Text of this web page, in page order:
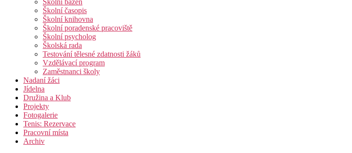
Školní bazén
Školní časopis
Školní knihovna
Školní poradenské pracoviště
Školní psycholog
Školská rada
Testování tělesné zdatnosti žáků
Vzdělávací program
Zaměstnanci školy
Nadaní žáci
Jídelna
Družina a Klub
Projekty
Fotogalerie
Tenis: Rezervace
Pracovní místa
Archiv